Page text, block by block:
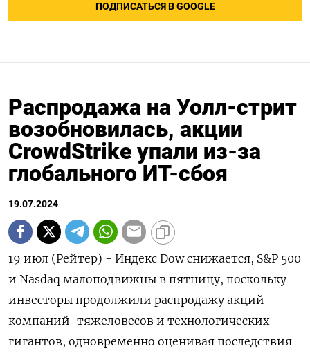
ПОДПИСАТЬСЯ В GOOGLE
Распродажа на Уолл-стрит
возобновилась, акции
CrowdStrike упали из-за
глобального ИТ-сбоя
19.07.2024
19 июл (Рейтер) - Индекс Dow снижается, S&P 500
и Nasdaq малоподвижны в пятницу, поскольку
инвесторы продолжили распродажу акций
компаний-тяжеловесов и технологических
гигантов, одновременно оценивая последствия